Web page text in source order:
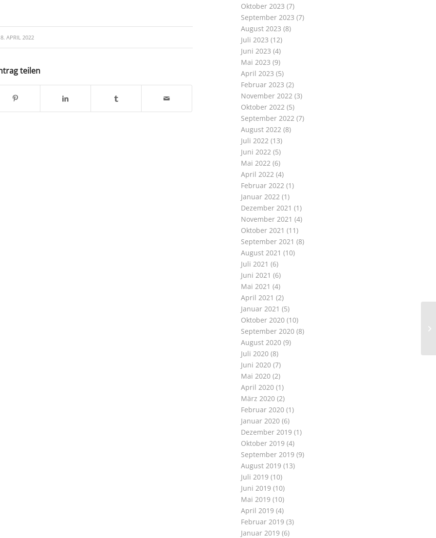
APRIL 2022
teilen
Oktober 2023 (7)
September 2023 (7)
August 2023 (8)
Juli 2023 (12)
Juni 2023 (4)
Mai 2023 (9)
April 2023 (5)
Februar 2023 (2)
November 2022(3)
Oktober 2022(5)
September 2022(7)
August 2022(8)
Juli 2022(13)
Juni 2022(5)
Mai 2022(6)
April 2022(4)
Februar 2022(1)
Januar 2022(1)
Dezember 2021 (1)
November 2021 (4)
Oktober 2021 (11)
September 2021 (8)
August 2021 (10)
Juli 2021 (6)
Juni 2021 (6)
Mai 2021 (4)
April 2021 (2)
Januar 2021 (5)
Oktober 2020(10)
September 2020(8)
August 2020(9)
Juli 2020(8)
Juni 2020(7)
Mai 2020(2)
April 2020(1)
März 2020(2)
Februar 2020(1)
Januar 2020(6)
Dezember 2019(1)
Oktober 2019(4)
September 2019(9)
August 2019(13)
Juli 2019(10)
Juni 2019(10)
Mai 2019(10)
April 2019(4)
Februar 2019(3)
Januar 2019(6)